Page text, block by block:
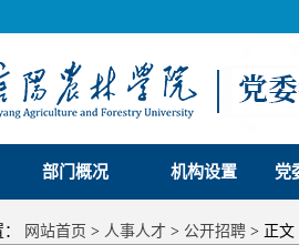
部门概况 机构设置 党
网站首页 > 人事人才 > 公开招聘 > 正文